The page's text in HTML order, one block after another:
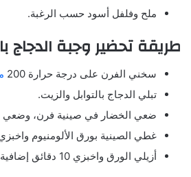
ملح وفلفل أسود حسب الرغبة.
طريقة تحضير وجبة الدجاج
سخني الفرن على درجة حرارة 200
تبلي الدجاج بالتوابل والزيت.
ضعي الخضار في صينية فرن، وضعي
غطي الصينية بورق الألومنيوم واخبزي لمدة
أزيلي الورق واخبزي 10 دقائق إضافية حتى يتحمر الدجاج.